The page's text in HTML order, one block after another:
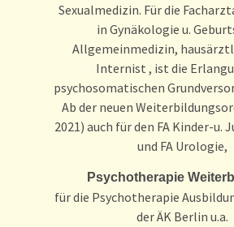
Sexualmedizin. Für die
in Gynäkologie u.
Allgemeinmedizin,
Internist , ist die
psychosomatischen
Ab der neuen
2021) auch für den FA Kinder-u.
und FA Urologie,
Psychotherapie
für die Psychotherapie
der ÄK Berlin u.a.